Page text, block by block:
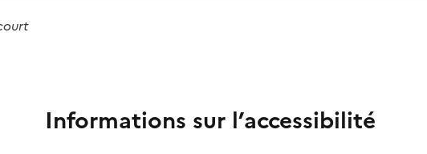
Informations sur l’accessibilité